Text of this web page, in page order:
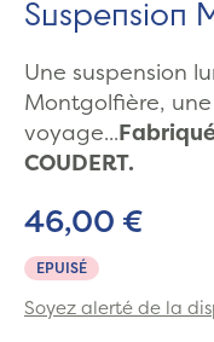
Suspension
Une suspension
Montgolfière,
voyage...
COUDERT.
EPUISÉ
46,00 €
Soyez alerté de la